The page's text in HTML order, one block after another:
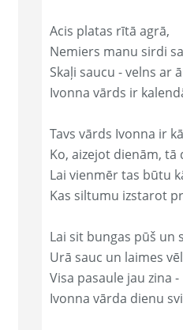
Acis platas rītā agrā,
Nemiers manu sirdi
Skaļi saucu - velns ar
Ivonna vārds ir
Tavs vārds Ivonna ir
Ko, aizejot dienām, tā
Lai vienmēr tas būtu
Kas siltumu izstarot
Lai sit bungas pūš un
Urā sauc un laimes
Visa pasaule jau zina -
Ivonna vārda dienu